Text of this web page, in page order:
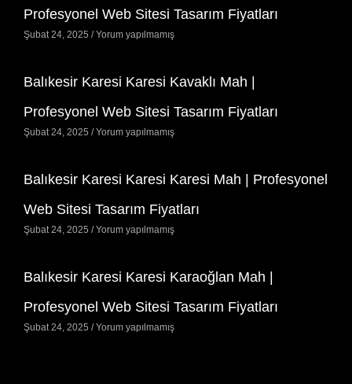
Profesyonel Web Sitesi Tasarım Fiyatları
Şubat 24, 2025 Yorum yapılmamış
Balıkesir Karesi Karesi Kavaklı Mah |
Profesyonel Web Sitesi Tasarım Fiyatları
Şubat 24, 2025 Yorum yapılmamış
Balıkesir Karesi Karesi Karesi Mah | Profesyonel
Web Sitesi Tasarım Fiyatları
Şubat 24, 2025 Yorum yapılmamış
Balıkesir Karesi Karesi Karaoğlan Mah |
Profesyonel Web Sitesi Tasarım Fiyatları
Şubat 24, 2025 Yorum yapılmamış